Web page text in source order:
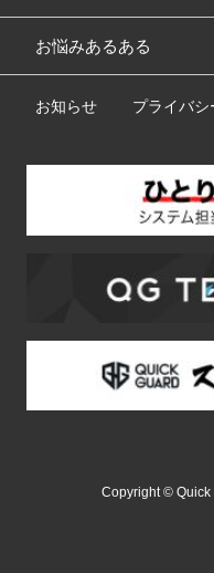
お悩みあるある
お知らせ プライバ
Copyright © Quick